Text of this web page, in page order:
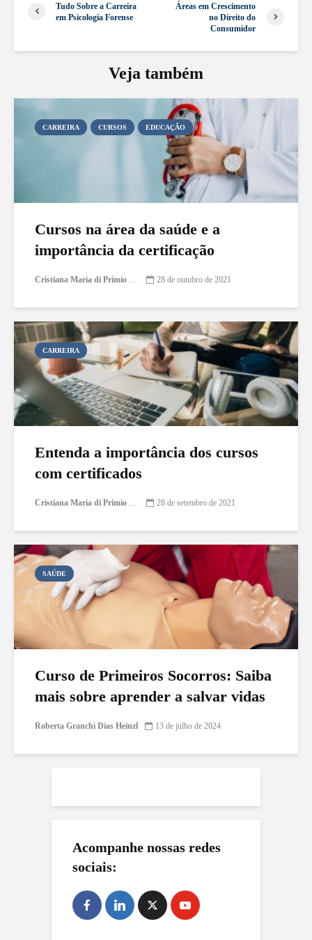
Tudo Sobre a Carreira
em Psicologia Forense
Áreas em Crescimento
no Direito do
Consumidor
Veja também
CARREIRA CURSOS EDUCAÇÃO
Cursos na área da saúde e a
importância da certificação
Cristiana Maria di Primio Gonçalves 28 de outubro de 2021
CARREIRA
Entenda a importância dos cursos
com certificados
Cristiana Maria di Primio Gonçalves 28 de setembro de 2021
SAÚDE
Curso de Primeiros Socorros: Saiba
mais sobre aprender a salvar vidas
Roberta Granchi Dias Heinzl 13 de julho de 2024
Acompanhe nossas redes
sociais: